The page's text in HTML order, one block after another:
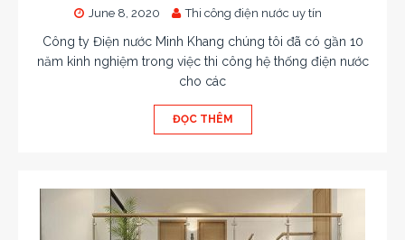
June 8, 2020 Thi công điện nước uy tín
Công ty Điện nước Minh Khang chúng tôi đã có gần 10
năm kinh nghiệm trong việc thi công hệ thống điện nước
cho các
ĐỌC THÊM